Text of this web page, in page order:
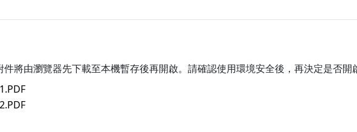
將由瀏覽器先下載至本機暫存後再開啟。請確認使用環境安全後，再決定是否開